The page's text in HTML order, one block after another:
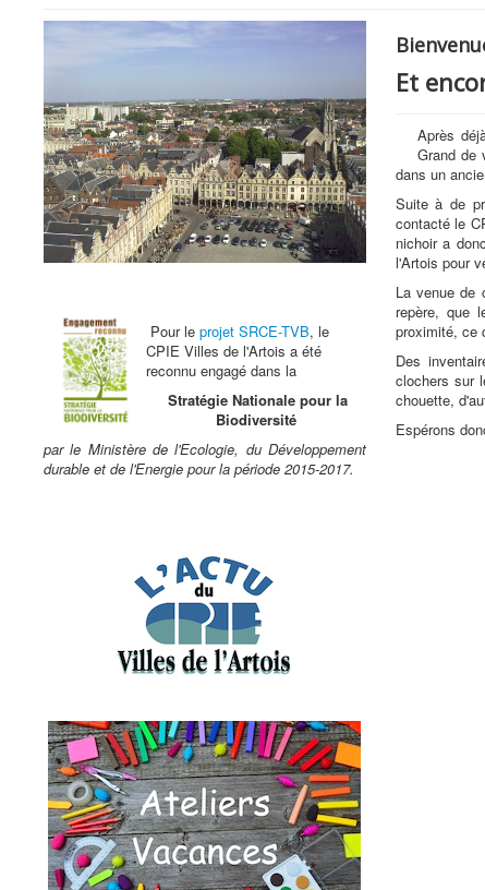
Pour le projet SRCE-TVB, le
CPIE Villes de l'Artois a été
reconnu engagé dans la
Stratégie Nationale pour la
Biodiversité
par le Ministère de l'Ecologie, du Développement
durable et de l'Energie pour la période 2015-2017.
Et
Après
Grand de
dans un
Suite à de
contacté le
nichoir a
l'Artois pour
La venue de
repère, que
proximité, ce
Des
clochers sur
chouette,
Espérons